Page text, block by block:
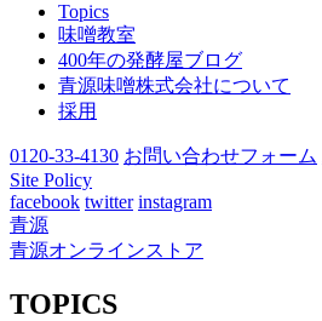
Topics
味噌教室
400年の発酵屋ブログ
青源味噌株式会社について
採用
0120-33-4130 お問い合わせフォーム
Site Policy
facebook twitter instagram
青源
青源オンラインストア
TOPICS